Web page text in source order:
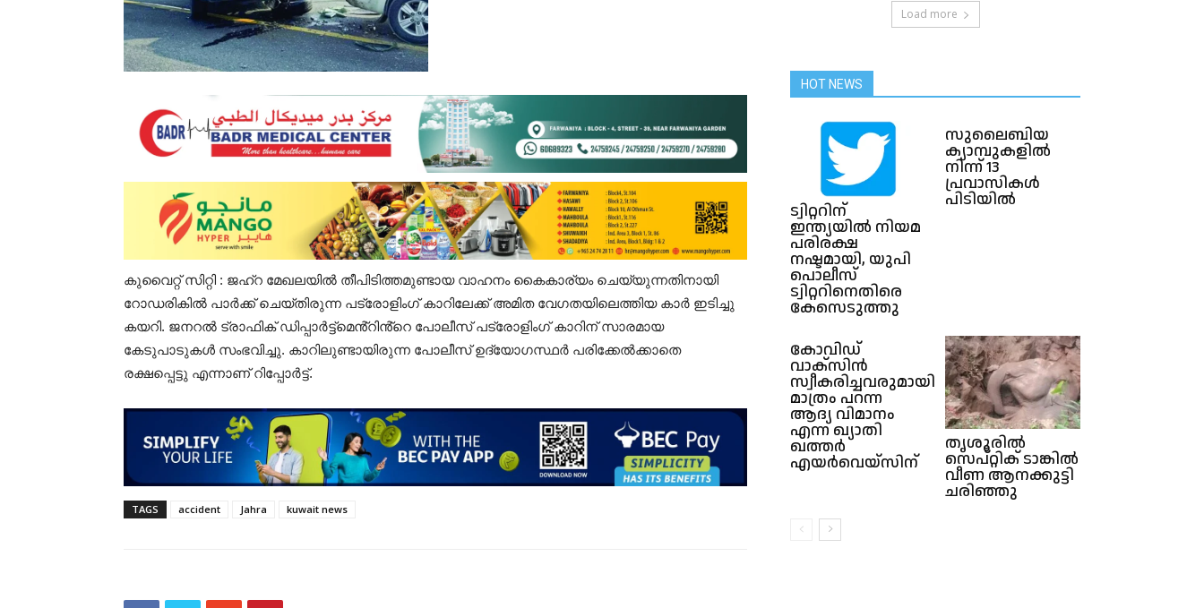
കുവൈറ്റ്‌ സിറ്റി : ജഹ്‌റ മേഖലയിൽ തീപിടിത്തമുണ്ടായ വാഹനം കൈകാര്യം ചെയ്യുന്നതിനായി
റോഡരികിൽ പാർക്ക് ചെയ്തിരുന്ന പട്രോളിംഗ് കാറിലേക്ക് അമിത വേഗതയിലെത്തിയ കാർ ഇടിച്ചു
കയറി. ജനറൽ ട്രാഫിക് ഡിപ്പാർട്ട്‌മെൻ്റിൻ്റെ പോലീസ് പട്രോളിംഗ് കാറിന് സാരമായ
കേടുപാടുകൾ സംഭവിച്ചു. കാറിലുണ്ടായിരുന്ന പോലീസ് ഉദ്യോഗസ്ഥർ പരിക്കേൽക്കാതെ
രക്ഷപ്പെട്ടു എന്നാണ് റിപ്പോർട്ട്.
TAGS accident Jahra kuwait news
Load more
HOT NEWS
ട്വിറ്ററിന്
ഇന്ത്യയിൽ നിയമ
പരിരക്ഷ
നഷ്ടമായി, യുപി​
പൊലീസ്​
ട്വിറ്ററിനെതിരെ
കേസെടുത്തു
സുലൈബിയ
ക്യാമ്പുകളിൽ
നിന്ന് 13
പ്രവാസികൾ
പിടിയിൽ
കോവിഡ്
വാക്സിൻ
സ്വീകരിച്ചവരുമായി
മാത്രം പറന്ന
ആദ്യ വിമാനം
എന്ന ഖ്യാതി
ഖത്തർ
എയർവെയ്സിന്
തൃശൂരിൽ
സെപ്റ്റിക് ടാങ്കിൽ
വീണ ആനക്കുട്ടി
ചരിഞ്ഞു